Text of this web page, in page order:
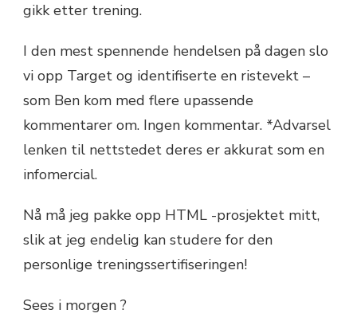
gikk etter trening.
I den mest spennende hendelsen på dagen slo
vi opp Target og identifiserte en ristevekt –
som Ben kom med flere upassende
kommentarer om. Ingen kommentar. *Advarsel
lenken til nettstedet deres er akkurat som en
infomercial.
Nå må jeg pakke opp HTML -prosjektet mitt,
slik at jeg endelig kan studere for den
personlige treningssertifiseringen!
Sees i morgen ?